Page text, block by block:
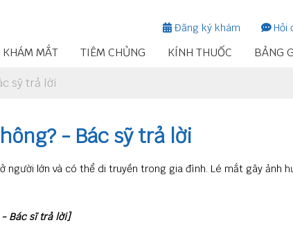
Đăng ký khám Hỏi
KHÁM MẮT TIÊM CHỦNG KÍNH THUỐC BẢNG
sỹ trả lời
- Bác sỹ trả lời
người lớn và có thể di truyền trong gia đình. Lé mắt gây ảnh
Bác sĩ trả lời]